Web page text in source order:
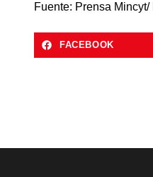
Fuente: Prensa Mincyt/
FACEBOOK